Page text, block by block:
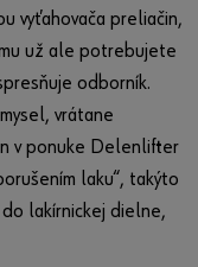
vyťahovača preliačin,
už ale potrebujete
odborník.
vrátane
v ponuke Delenlifter
laku“, takýto
lakírnickej dielne,